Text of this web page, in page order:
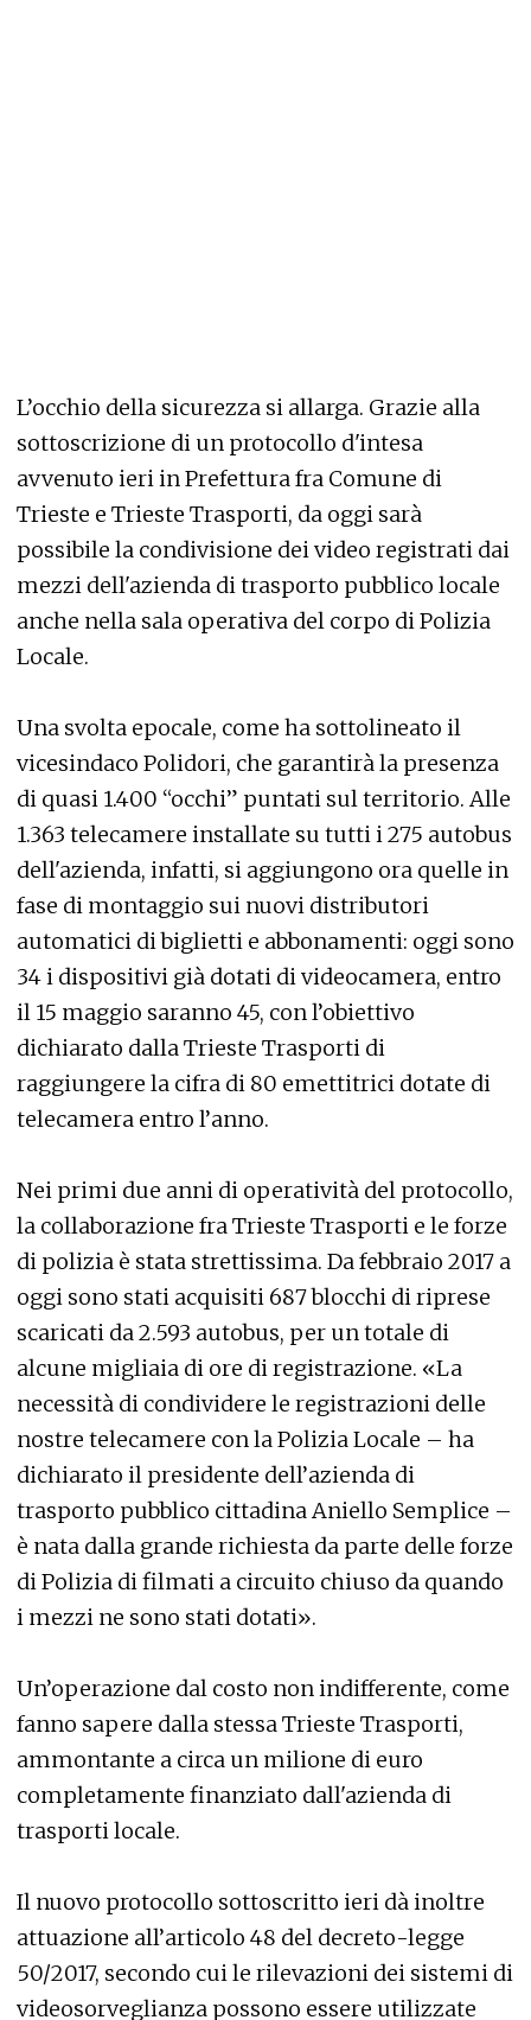
L’occhio della sicurezza si allarga. Grazie alla
sottoscrizione di un protocollo d'intesa
avvenuto ieri in Prefettura fra Comune di
Trieste e Trieste Trasporti, da oggi sarà
possibile la condivisione dei video registrati dai
mezzi dell'azienda di trasporto pubblico locale
anche nella sala operativa del corpo di Polizia
Locale.
Una svolta epocale, come ha sottolineato il
vicesindaco Polidori, che garantirà la presenza
di quasi 1.400 “occhi” puntati sul territorio. Alle
1.363 telecamere installate su tutti i 275 autobus
dell'azienda, infatti, si aggiungono ora quelle in
fase di montaggio sui nuovi distributori
automatici di biglietti e abbonamenti: oggi sono
34 i dispositivi già dotati di videocamera, entro
il 15 maggio saranno 45, con l’obiettivo
dichiarato dalla Trieste Trasporti di
raggiungere la cifra di 80 emettitrici dotate di
telecamera entro l’anno.
Nei primi due anni di operatività del protocollo,
la collaborazione fra Trieste Trasporti e le forze
di polizia è stata strettissima. Da febbraio 2017 a
oggi sono stati acquisiti 687 blocchi di riprese
scaricati da 2.593 autobus, per un totale di
alcune migliaia di ore di registrazione. «La
necessità di condividere le registrazioni delle
nostre telecamere con la Polizia Locale – ha
dichiarato il presidente dell’azienda di
trasporto pubblico cittadina Aniello Semplice –
è nata dalla grande richiesta da parte delle forze
di Polizia di filmati a circuito chiuso da quando
i mezzi ne sono stati dotati».
Un’operazione dal costo non indifferente, come
fanno sapere dalla stessa Trieste Trasporti,
ammontante a circa un milione di euro
completamente finanziato dall'azienda di
trasporti locale.
Il nuovo protocollo sottoscritto ieri dà inoltre
attuazione all’articolo 48 del decreto-legge
50/2017, secondo cui le rilevazioni dei sistemi di
videosorveglianza possono essere utilizzate